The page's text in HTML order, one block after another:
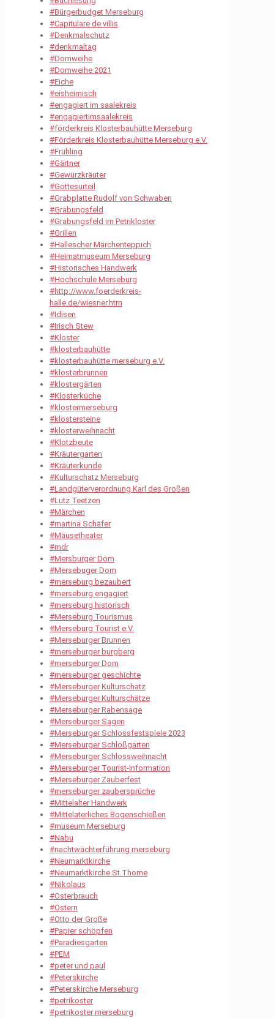
#Bürgerbudget Merseburg
#Capitulare de villis
#Denkmalschutz
#denkmaltag
#Domweihe
#Domweihe 2021
#Eiche
#eisheimisch
#engagiert im saalekreis
#engagiertimsaalekreis
#förderkreis Klosterbauhütte Merseburg
#Förderkreis Klosterbauhütte Merseburg e.V.
#Frühling
#Gärtner
#Gewürzkräuter
#Gottesurteil
#Grabplatte Rudolf von Schwaben
#Grabungsfeld
#Grabungsfeld im Petrikloster
#Grillen
#Hallescher Märchenteppich
#Heimatmuseum Merseburg
#Historisches Handwerk
#Hochschule Merseburg
#http://www.foerderkreis-
halle.de/wiesner.htm
#Idisen
#Irisch Stew
#Kloster
#klosterbauhütte
#klosterbauhütte merseburg e.V.
#klosterbrunnen
#klostergärten
#Klosterküche
#klostermerseburg
#klostersteine
#klosterweihnacht
#Klotzbeute
#Kräutergarten
#Kräuterkunde
#Kulturschatz Merseburg
#Landgüterverordnung Karl des Großen
#Lutz Teetzen
#Märchen
#martina Schäfer
#Mäusetheater
#mdr
#Mersburger Dom
#Mersebuger Dom
#merseburg bezaubert
#merseburg engagiert
#merseburg historisch
#Merseburg Tourismus
#Merseburg Tourist e.V.
#Merseburger Brunnen
#merseburger burgberg
#merseburger Dom
#merseburger geschichte
#Merseburger Kulturschatz
#Merseburger Kulturschätze
#Merseburger Rabensage
#Merseburger Sagen
#Merseburger Schlossfestspiele 2023
#Merseburger Schloßgarten
#Merseburger Schlossweihnacht
#Merseburger Tourist-Information
#Merseburger Zauberfest
#merseburger zaubersprüche
#Mittelalter Handwerk
#Mittelaterliches Bogenschießen
#museum Merseburg
#Nabu
#nachtwächterführung merseburg
#Neumarktkirche
#Neumarktkirche St.Thome
#Nikolaus
#Osterbrauch
#Ostern
#Otto der Große
#Papier schöpfen
#Paradiesgarten
#PEM
#peter und paul
#Peterskirche
#Peterskirche Merseburg
#petrikoster
#petrikoster merseburg